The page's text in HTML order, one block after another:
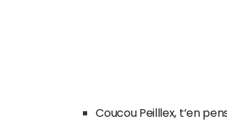
Coucou Peilllex, t’en